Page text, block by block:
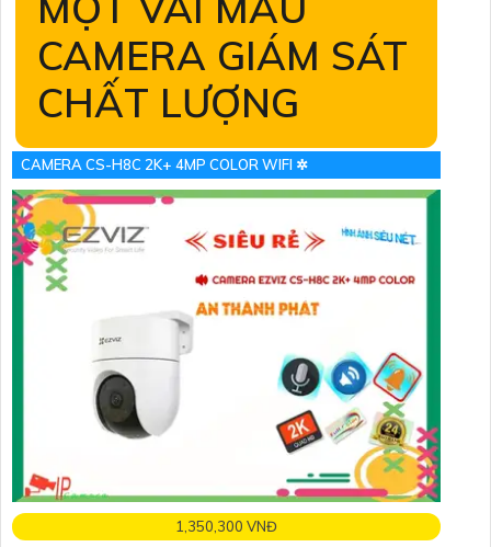
CAMERA GIÁM SÁT
CHẤT LƯỢNG
CAMERA CS-H8C 2K+ 4MP COLOR WIFI ✲
1,350,300 VNĐ